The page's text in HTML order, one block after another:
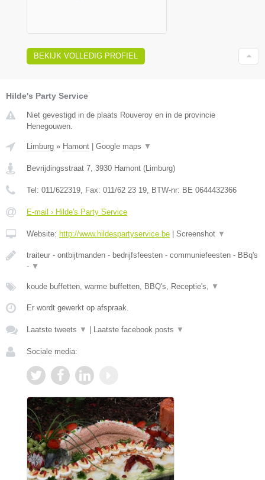
BEKIJK VOLLEDIG PROFIEL
Hilde's Party Service
Niet gevestigd in de plaats Rouveroy en in de provincie
Henegouwen.
Limburg » Hamont | Google maps ▼
Bevrijdingsstraat 7 3930 Hamont (Limburg)
Tel: 011/622319 , Fax: 011/62 23 19 , BTW-nr: BE 0644432366
E-mail › Hilde's Party Service
Website: http://www.hildespartyservice.be | Screenshot ▼
traiteur - ontbijtmanden - bedrijfsfeesten - communiefeesten - BBq's
- ▼
koude buffetten, warme buffetten, BBQ's, Receptie's, ▼
Er wordt gewerkt op afspraak.
Laatste tweets ▼ | Laatste facebook posts ▼
Sociale media: